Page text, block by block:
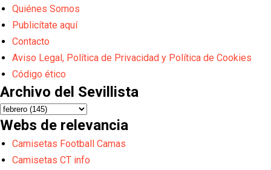
Quiénes Somos
Publicítate aquí
Contacto
Aviso Legal, Política de Privacidad y Política de Cookies
Código ético
Archivo del Sevillista
Webs de relevancia
Camisetas Football Camas
Camisetas CT info